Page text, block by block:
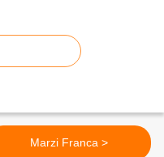
Marzi Franca >